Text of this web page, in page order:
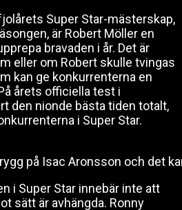
Super Star-mästerskap,
är Robert Möller en
bravaden i år. Det är
eller om Robert skulle tvingas
kan ge konkurrenterna en
årets officiella test i
den nionde bästa tiden totalt,
i Super Star.
på Isac Aronsson och det
i Super Star innebär inte att
sätt är avhängda. Ronny